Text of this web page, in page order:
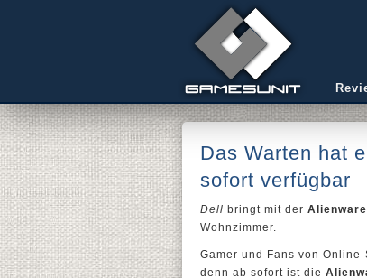
Das Warten hat
sofort verfügbar
Dell bringt mit der
Wohnzimmer.
Gamer und Fans von
denn ab sofort ist die